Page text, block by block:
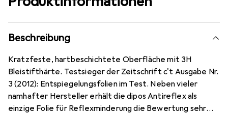
Beschreibung
Kratzfeste, hartbeschichtete Oberfläche mit 3H
Bleistifthärte. Testsieger der Zeitschrift c't Ausgabe Nr.
3 (2012): Entspiegelungsfolien im Test. Neben vieler
namhafter Hersteller erhält die dipos Antireflex als
einzige Folie für Reflexminderung die Bewertung sehr